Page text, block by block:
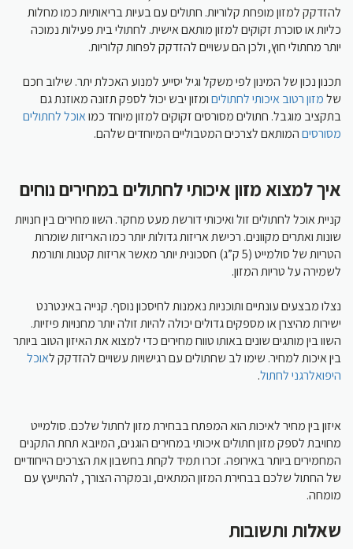
להזדקק למזון מופחת קלוריות. חתולים עם בעיות בריאותיות כמו מחלות
כליות או סוכרת זקוקים למזון מותאם אישית. לחתולי בית פעילות נמוכה
יותר מחתולי חוץ, ולכן הם עשויים להזדקק לפחות קלוריות.
תכנון נכון של המינון לפי משקל וגיל יסייע למנוע האכלת יתר. שילוב חכם
שלמזון רטוב איכותי לחתוליםומזון יבש יכול לספק תזונה מאוזנת גם
בתקציב מוגבל. חתולים מסורסים זקוקים למזון מיוחד כמואוכל לחתולים
מסורסיםהמותאם לצרכים המטבוליים המיוחדים שלהם.
איך למצוא מזון איכותי לחתולים במחירים נוחים
קניית אוכל לחתולים זול ואיכותי דורשת מעט מחקר. השוו מחירים בין חנויות
שונות ואתרים מקוונים. רכישת אריזות גדולות יותר כמו האריזות שומרות
הטריות של סולמייט (5 ק”ג) חסכונית יותר מאשר אריזות קטנות ותורמת
לשמירה על טריות המזון.
נצלו מבצעים עונתיים ותוכניות נאמנות לחיסכון נוסף. קנייה באינטרנט
ישירות מהיצרן או מספקים גדולים יכולה להיות זולה יותר מחנויות פיזיות.
השוו בין מותגים שונים באותו טווח מחירים כדי למצוא את האיזון הטוב ביותר
בין איכות למחיר. שימו לב שחתולים עם רגישויות עשויים להזדקק לאוכל
היפואלרגני לחתול.
איזון בין מחיר לאיכות הוא המפתח בבחירת מזון לחתול שלכם. סולמייט
מחויבת לספק מזון חתולים איכותי במחירים הוגנים, המיובא תחת התקנים
המחמירים ביותר באירופה. זכרו תמיד לקחת בחשבון את הצרכים הייחודיים
של החתול שלכם בבחירת המזון המתאים, ובמקרה הצורך, להתייעץ עם
מומחה.
שאלות ותשובות